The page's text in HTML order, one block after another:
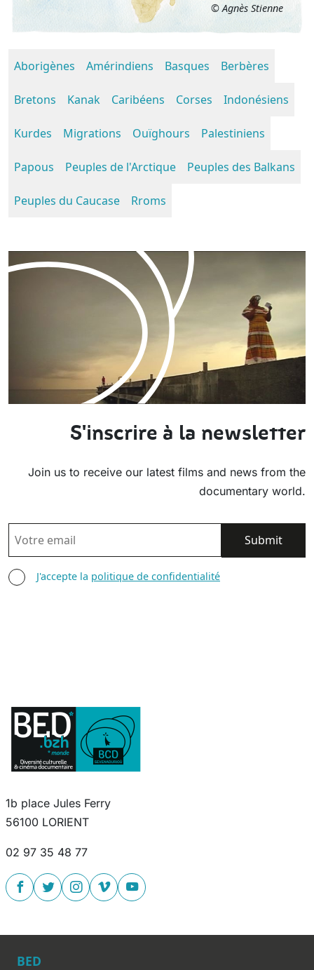
© Agnès Stienne
Aborigènes Amérindiens Basques Berbères
Bretons Kanak Caribéens Corses Indonésiens
Kurdes Migrations Ouïghours Palestiniens
Papous Peuples de l'Arctique Peuples des Balkans
Peuples du Caucase Rroms
S'inscrire à la newsletter
Join us to receive our latest films and news from the
documentary world.
EMAIL
AGREE TERMS
J'accepte la politique de confidentialité
1b place Jules Ferry
56100 LORIENT
02 97 35 48 77
BED